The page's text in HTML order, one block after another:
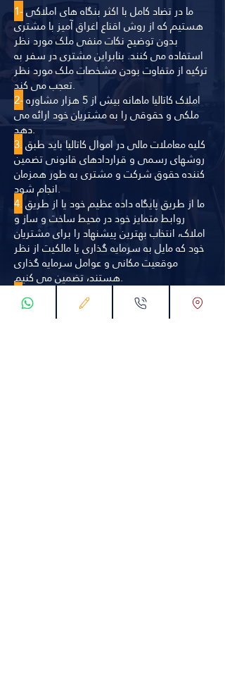
1-
هستیم که از روش اقناع اغراق آمیز با مشتری
بدون توضیح نکات منفی ملک مورد نظر
استفاده می کنند. بنابراین مشتری در سفر به
ترکیه از متفاوت بودن مشخصات ملک مورد نظر
تعجب می کند.
2-
ملکی و حقوقی را به مشتریان خود ارائه می
دهد.
3.
روشهای رسمی و قراردادهای قانونی تضمین
کننده حقوق شرکت و مشتری به طور همزمان
انجام شود.
4.
روابط متمایز خود در محیط ساخت و ساز و
املاک، انتخاب بهترین پیشنهاد را برای مشتریان
خود که مایل به سرمایه گذاری یا مالکیت از نظر
موقعیت مکانی و عوامل سرمایه گذاری
هستند، تضمین می کنیم.
5.Kataliya Propert دارای یک تیم مهندسی و
مشاوره تخصصی با رویه های مطالعاتی دقیق
برای به دست آوردن مناسب ترین فرصت ها و